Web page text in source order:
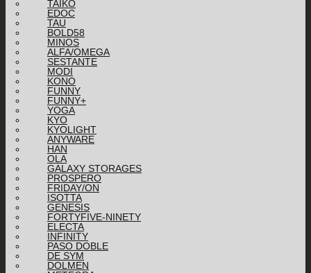
TAIKO
EDOC
TAU
BOLD58
MINOS
ALFA/OMEGA
SESTANTE
MODI
KONO
FUNNY
FUNNY+
YOGA
KYO
KYOLIGHT
ANYWARE
HAN
OLA
GALAXY STORAGES
PROSPERO
FRIDAY/ON
ISOTTA
GENESIS
FORTYFIVE-NINETY
ELECTA
INFINITY
PASO DOBLE
DE SYM
DOLMEN